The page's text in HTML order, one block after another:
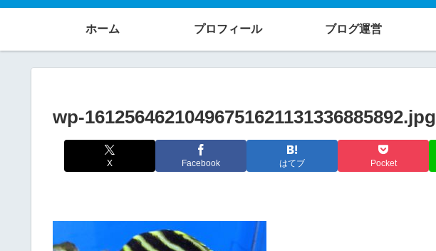
ホーム プロフィール ブログ運営
wp-16125646210496751621131336885892.jpg
X Facebook はてブ Pocket